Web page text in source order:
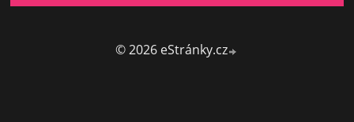
© 2026 eStránky.cz